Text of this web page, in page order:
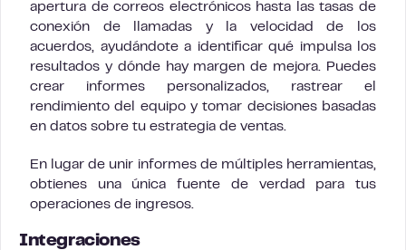
apertura de correos electrónicos hasta las tasas de
conexión de llamadas y la velocidad de los
acuerdos, ayudándote a identificar qué impulsa los
resultados y dónde hay margen de mejora. Puedes
crear informes personalizados, rastrear el
rendimiento del equipo y tomar decisiones basadas
en datos sobre tu estrategia de ventas.
En lugar de unir informes de múltiples herramientas,
obtienes una única fuente de verdad para tus
operaciones de ingresos.
Integraciones